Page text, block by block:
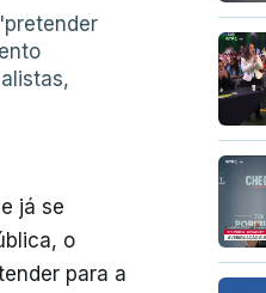
já se
o
para a